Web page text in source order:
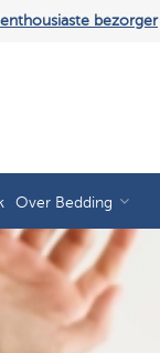
enthousiaste bezorger
Over Bedding